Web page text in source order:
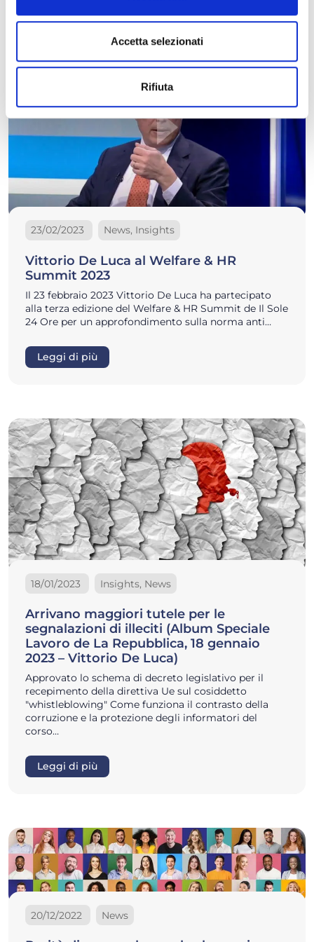
Accetta selezionati
Rifiuta
23/02/2023 News, Insights
Vittorio De Luca al Welfare & HR
Summit 2023
Il 23 febbraio 2023 Vittorio De Luca ha partecipato
alla terza edizione del Welfare & HR Summit de Il Sole
24 Ore per un approfondimento sulla norma anti…
Leggi di più
18/01/2023 Insights, News
Arrivano maggiori tutele per le
segnalazioni di illeciti (Album Speciale
Lavoro de La Repubblica, 18 gennaio
2023 – Vittorio De Luca)
Approvato lo schema di decreto legislativo per il
recepimento della direttiva Ue sul cosiddetto
"whistleblowing" Come funziona il contrasto della
corruzione e la protezione degli informatori del
corso…
Leggi di più
20/12/2022 News